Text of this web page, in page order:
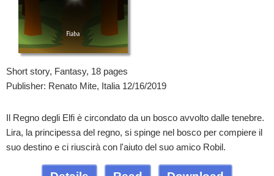
Short story, Fantasy, 18 pages
Publisher: Renato Mite, Italia 12/16/2019
Il Regno degli Elfi è circondato da un bosco avvolto dalle tenebre.
Lira, la principessa del regno, si spinge nel bosco per compiere il
suo destino e ci riuscirà con l'aiuto del suo amico Robil.